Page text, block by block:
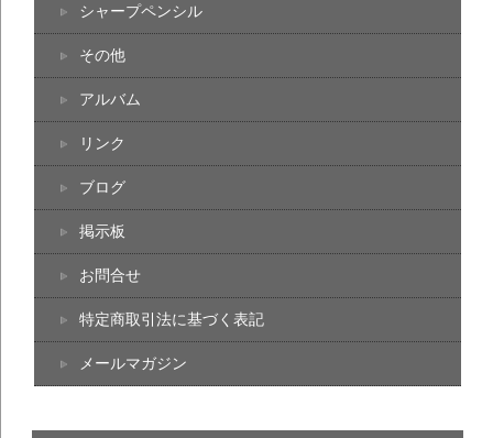
シャープペンシル
その他
アルバム
リンク
ブログ
掲示板
お問合せ
特定商取引法に基づく表記
メールマガジン